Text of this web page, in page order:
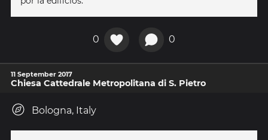
0 0
11 September 2017
Chiesa Cattedrale Metropolitana di S. Pietro
Bologna, Italy